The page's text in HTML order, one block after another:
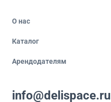
О нас
Каталог
Арендодателям
info@delispace.ru